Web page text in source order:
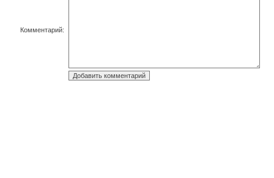
Комментарий: